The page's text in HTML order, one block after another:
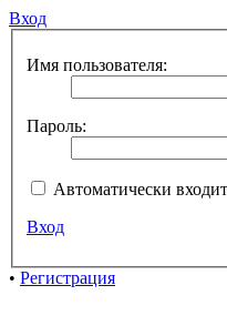
Вход
Имя пользователя:
Пароль:
Автоматически
Вход
• Регистрация